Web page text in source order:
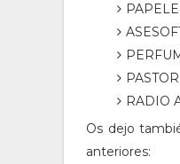
RADIO
Os dejo
anteriores: